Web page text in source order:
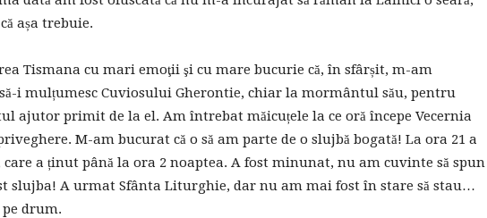
așa trebuie.
Tismana cu mari emoţii şi cu mare bucurie că, în sfârșit, m-am
i mulțumesc Cuviosului Gherontie, chiar la mormântul său, pentru
ajutor primit de la el. Am întrebat măicuțele la ce oră începe Vecernia
M-am bucurat că o să am parte de o slujbă bogată! La ora 21 a
a ținut până la ora 2 noaptea. A fost minunat, nu am cuvinte să spun
slujba! A urmat Sfânta Liturghie, dar nu am mai fost în stare să stau…
drum.